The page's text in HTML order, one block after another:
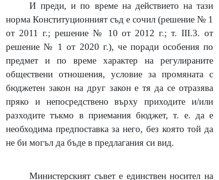
И преди, и по време на действието на тази
норма Конституционният съд е сочил (решение № 1
от 2011 г.; решение № 10 от 2012 г.; т. III.3. от
решение № 1 от 2020 г.), че поради особения по
предмет и по време характер на регулираните
обществени отношения, условие за промяната с
бюджетен закон на друг закон е тя да се отразява
пряко и непосредствено върху приходите и/или
разходите тъкмо в приемания бюджет, т. е. да е
необходима предпоставка за него, без която той да
не би могъл да бъде в предлагания си вид.
Министерският съвет е единствен носител на